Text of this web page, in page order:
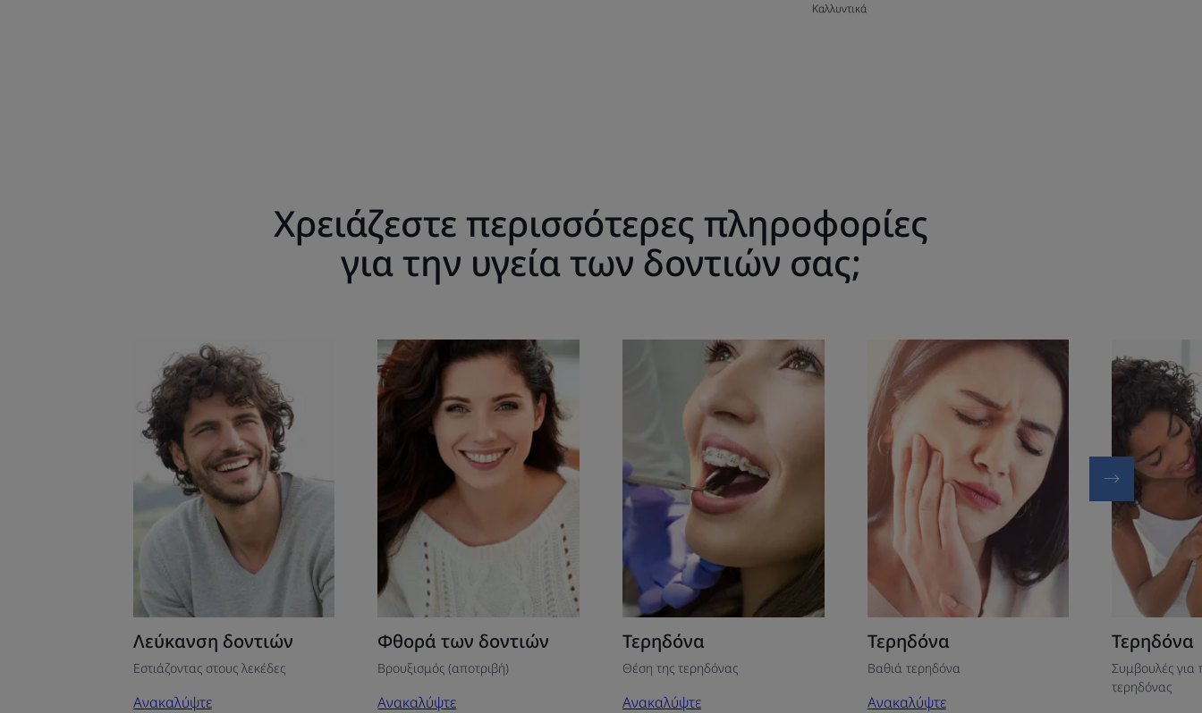
Καλλυντικά
Χρειάζεστε περισσότερες πληροφορίες
για την υγεία των δοντιών σας;
Ανακαλύψτε
Λεύκανση
δοντιών
Λεύκανση δοντιών
Εστιάζοντας στους λεκέδες
Ανακαλύψτε
Ανακαλύψτε
Φθορά
των
Φθορά των δοντιών
Βρουξισμός (αποτριβή)
Ανακαλύψτε
Τερηδόνα
Θέση της τερηδόνας
Ανακαλύψτε
Ανακαλύψτε
Τερηδόνα
Τερηδόνα
Βαθιά τερηδόνα
Ανακαλύψτε
Τερηδόνα
Τερηδόνα
Συμβουλές για
τερηδόνας